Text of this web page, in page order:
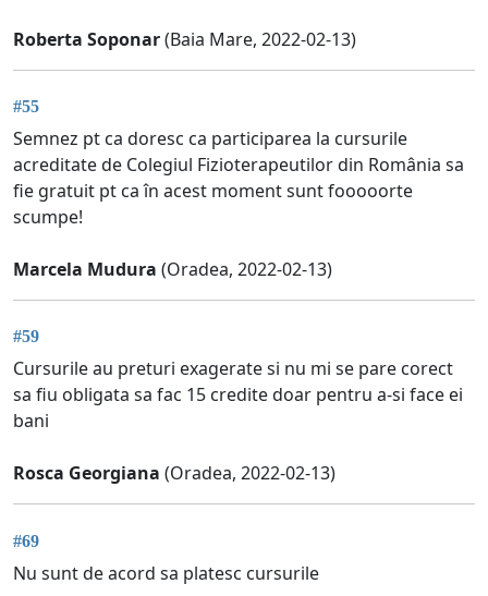
Roberta Soponar(Baia Mare, 2022-02-13)
#55
Semnez pt ca doresc ca participarea la cursurile
acreditate de Colegiul Fizioterapeutilor din România sa
fie gratuit pt ca în acest moment sunt fooooorte
scumpe!
Marcela Mudura (Oradea, 2022-02-13)
#59
Cursurile au preturi exagerate si nu mi se pare corect
sa fiu obligata sa fac 15 credite doar pentru a-si face ei
bani
Rosca Georgiana (Oradea, 2022-02-13)
#69
Nu sunt de acord sa platesc cursurile